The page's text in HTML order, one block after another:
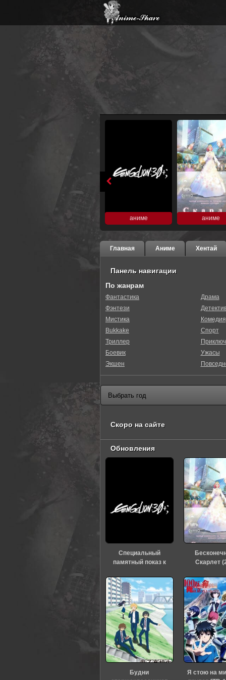
аниме аниме
Главная Аниме Хентай
Панель навигации
По жанрам
Фантастика
Фэнтези
Мистика
Bukkake
Триллер
Боевик
Экшен
Драма
Комедия
Спорт
Ужасы
Скоро на сайте
Обновления
Специальный
памятный показ к
«Евангелиона» (2026)
Скарлет
Будни
Я стою на